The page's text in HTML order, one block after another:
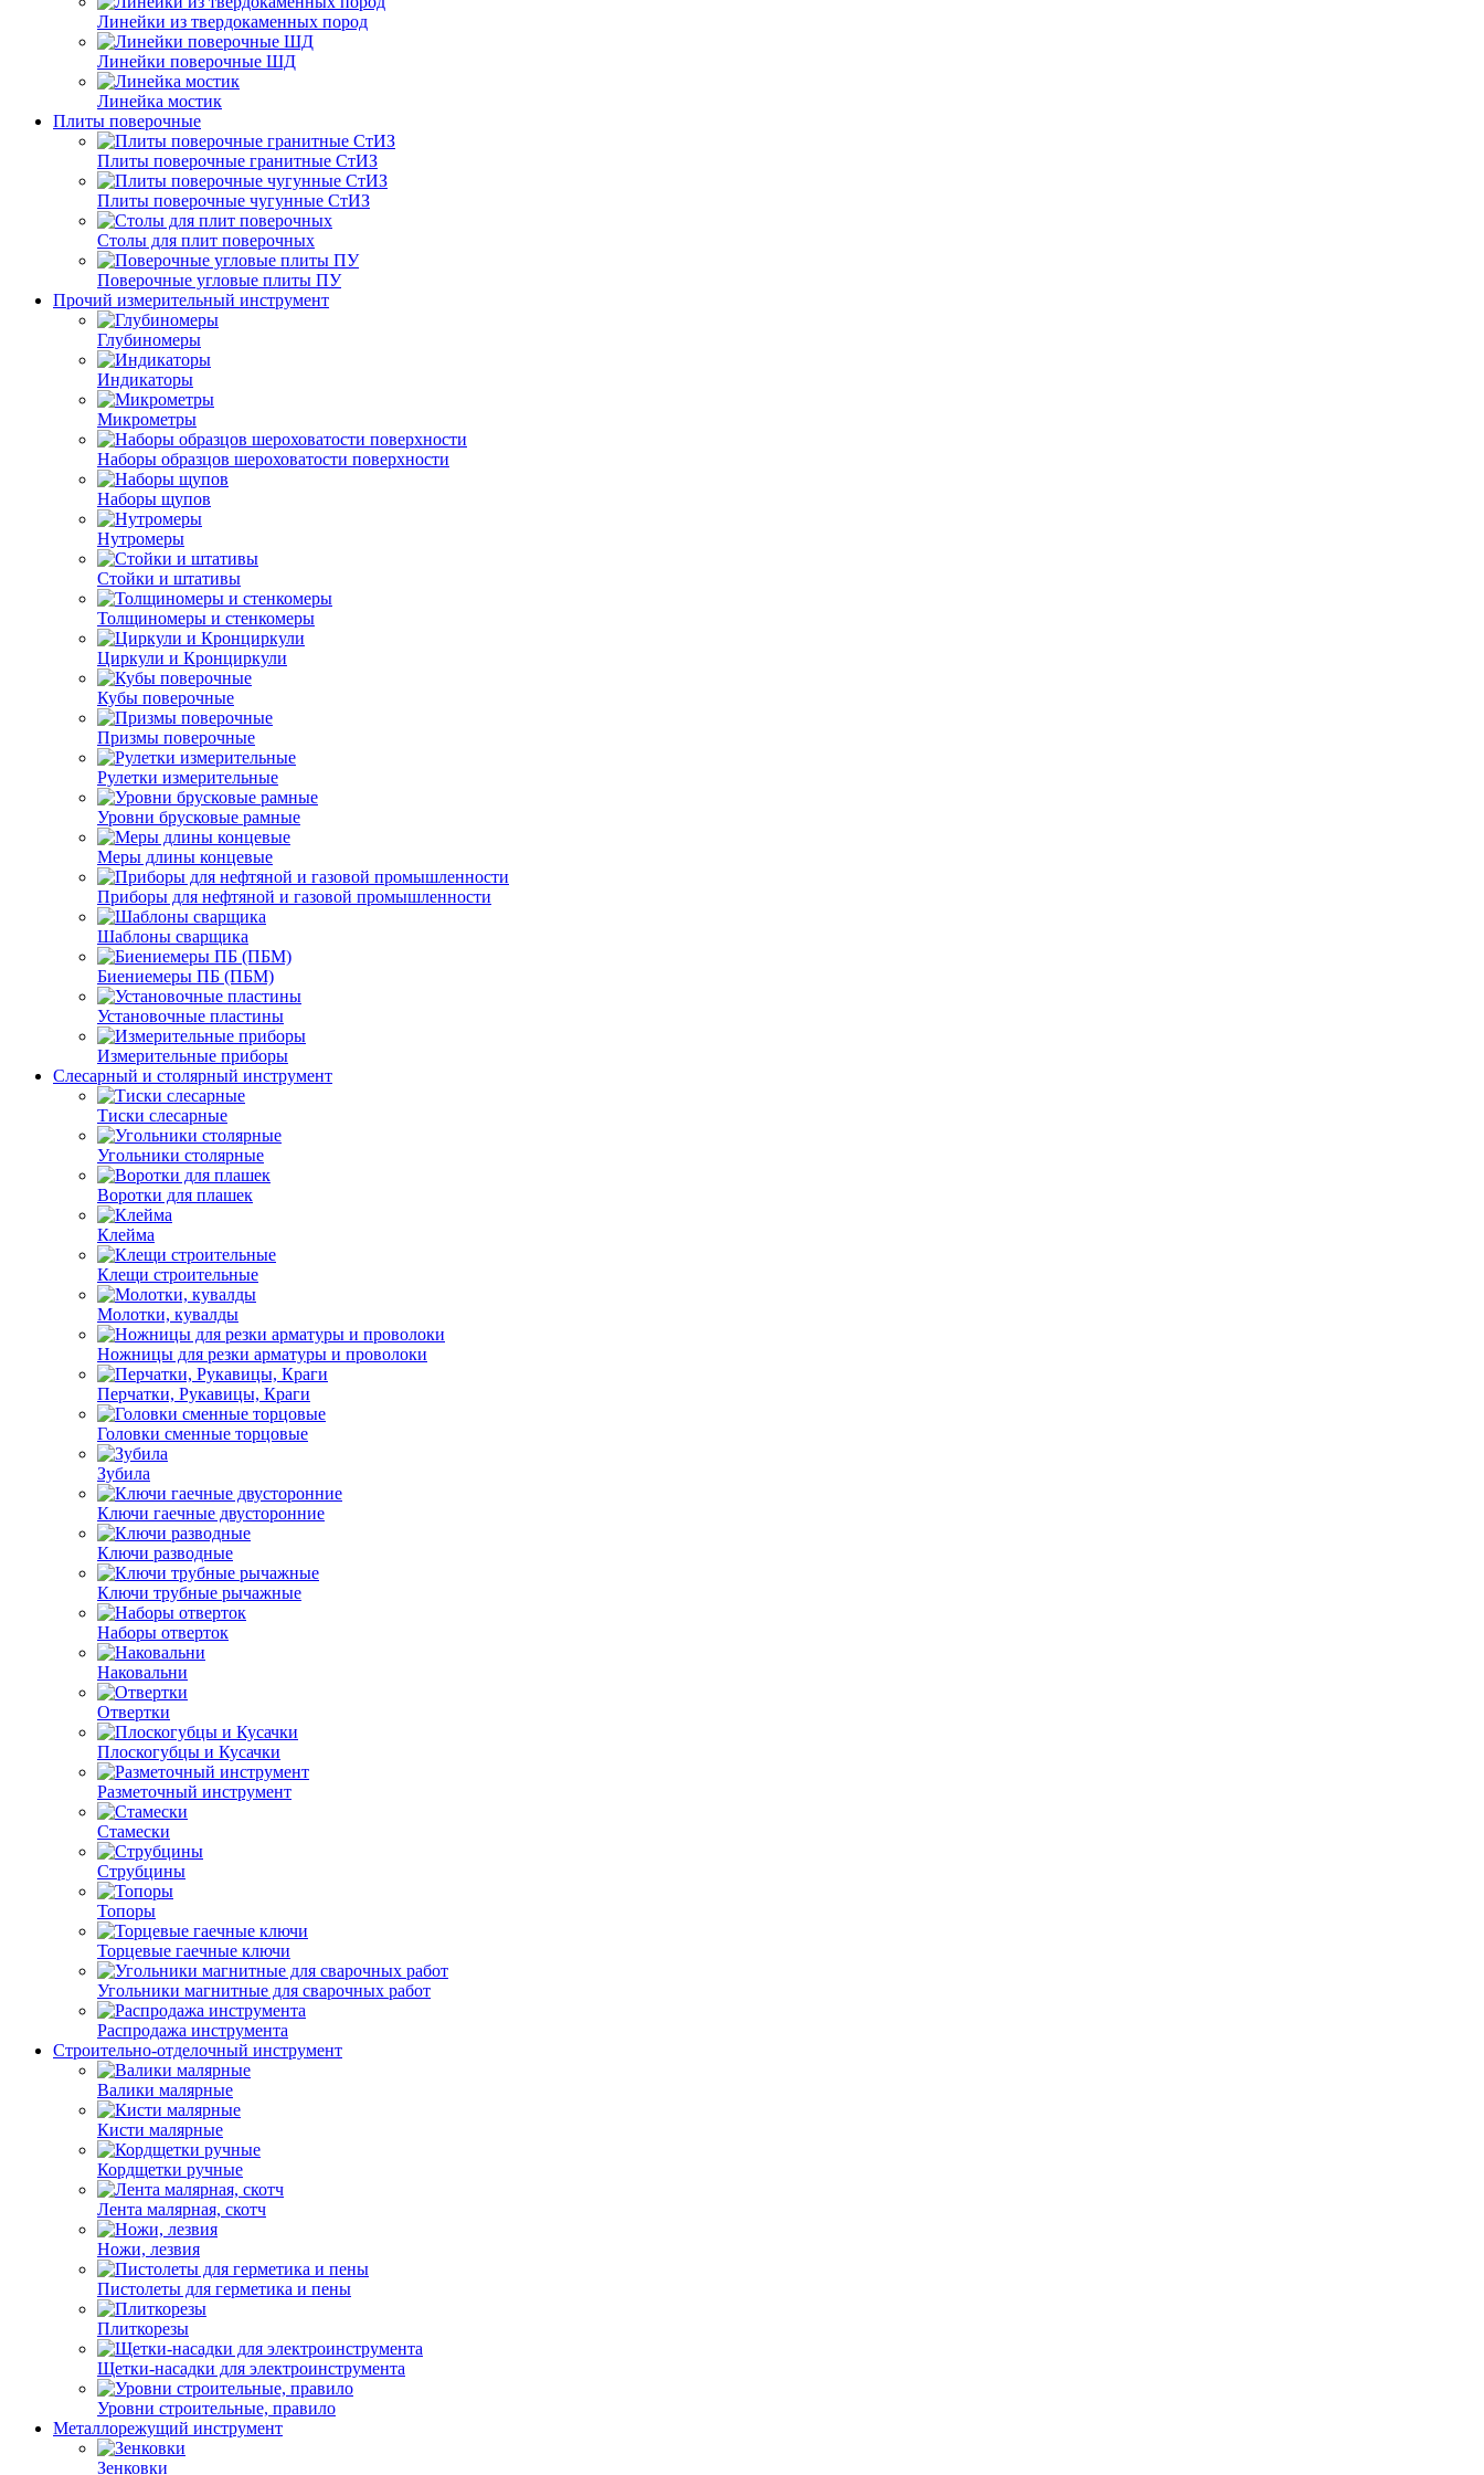
Линейки из твердокаменных пород
Линейки поверочные ШД
Линейка мостик
Плиты поверочные
Плиты поверочные гранитные СтИЗ
Плиты поверочные чугунные СтИЗ
Столы для плит поверочных
Поверочные угловые плиты ПУ
Прочий измерительный инструмент
Глубиномеры
Индикаторы
Микрометры
Наборы образцов шероховатости поверхности
Наборы щупов
Нутромеры
Стойки и штативы
Толщиномеры и стенкомеры
Циркули и Кронциркули
Кубы поверочные
Призмы поверочные
Рулетки измерительные
Уровни брусковые рамные
Меры длины концевые
Приборы для нефтяной и газовой промышленности
Шаблоны сварщика
Биениемеры ПБ (ПБМ)
Установочные пластины
Измерительные приборы
Слесарный и столярный инструмент
Тиски слесарные
Угольники столярные
Воротки для плашек
Клейма
Клещи строительные
Молотки, кувалды
Ножницы для резки арматуры и проволоки
Перчатки, Рукавицы, Краги
Головки сменные торцовые
Зубила
Ключи гаечные двусторонние
Ключи разводные
Ключи трубные рычажные
Наборы отверток
Наковальни
Отвертки
Плоскогубцы и Кусачки
Разметочный инструмент
Стамески
Струбцины
Топоры
Торцевые гаечные ключи
Угольники магнитные для сварочных работ
Распродажа инструмента
Строительно-отделочный инструмент
Валики малярные
Кисти малярные
Кордщетки ручные
Лента малярная, скотч
Ножи, лезвия
Пистолеты для герметика и пены
Плиткорезы
Щетки-насадки для электроинструмента
Уровни строительные, правило
Металлорежущий инструмент
Зенковки